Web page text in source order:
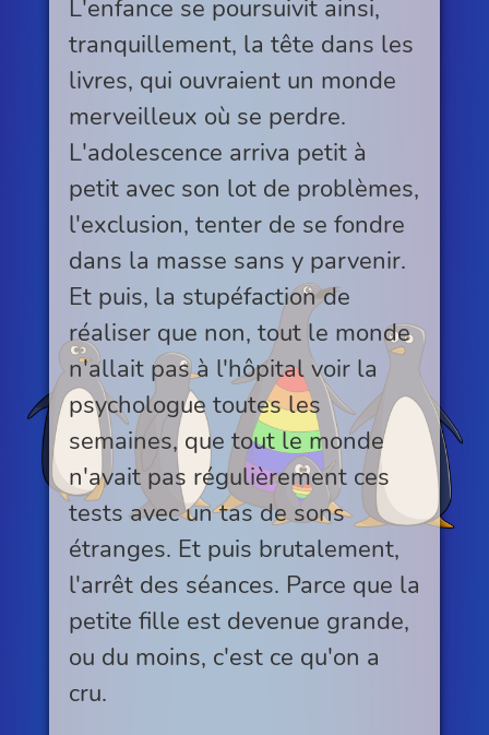
L'enfance se poursuivit ainsi,
tranquillement, la tête dans les
livres, qui ouvraient un monde
merveilleux où se perdre.
L'adolescence arriva petit à
petit avec son lot de problèmes,
l'exclusion, tenter de se fondre
dans la masse sans y parvenir.
Et puis, la stupéfaction de
réaliser que non, tout le monde
n'allait pas à l'hôpital voir la
psychologue toutes les
semaines, que tout le monde
n'avait pas régulièrement ces
tests avec un tas de sons
étranges. Et puis brutalement,
l'arrêt des séances. Parce que la
petite fille est devenue grande,
ou du moins, c'est ce qu'on a
cru.